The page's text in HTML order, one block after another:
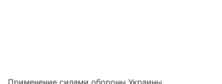
Применение силами обороны Украины